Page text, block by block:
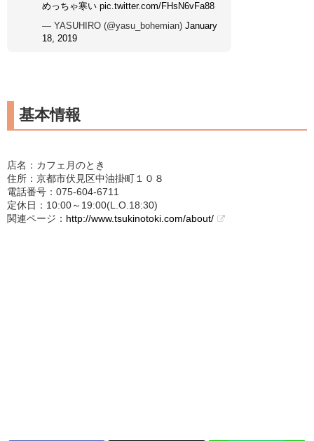
めっちゃ寒い pic.twitter.com/FHsN6vFa88
— YASUHIRO (@yasu_bohemian) January
18, 2019
基本情報
店名：カフェ月のとき
住所：京都市伏見区中油掛町１０８
電話番号：075-604-6711
定休日：10:00～19:00(L.O.18:30)
関連ページ： http://www.tsukinotoki.com/about/